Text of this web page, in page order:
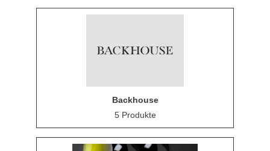
Backhouse
5 Produkte